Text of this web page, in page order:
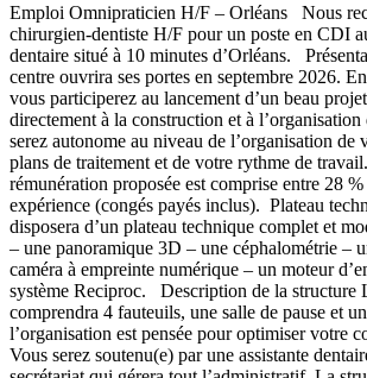
Emploi Omnipraticien H/F – Orléans Nous
chirurgien-dentiste H/F pour un poste en CDI
dentaire situé à 10 minutes d’Orléans.
centre ouvrira ses portes en septembre 2026.
vous participerez au lancement d’un beau
directement à la construction et à
serez autonome au niveau de l’organisation de
plans de traitement et de votre rythme de
rémunération proposée est comprise entre 28
expérience (congés payés inclus). Plateau
disposera d’un plateau technique complet et
– une panoramique 3D – une céphalométrie –
caméra à empreinte numérique – un moteur
système Reciproc. Description de la structure
comprendra 4 fauteuils, une salle de pause et
l’organisation est pensée pour optimiser votre
Vous serez soutenu(e) par une assistante